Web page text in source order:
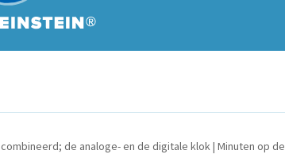
de analoge- en de digitale klok | Minuten op de